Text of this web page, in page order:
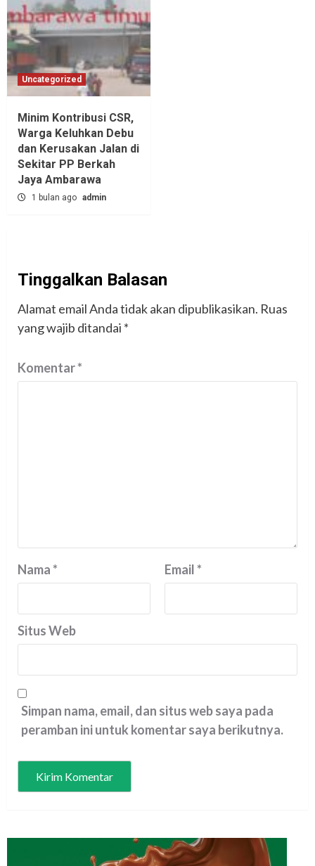
Uncategorized
Minim Kontribusi CSR,
Warga Keluhkan Debu
dan Kerusakan Jalan di
Sekitar PP Berkah
Jaya Ambarawa‎
1 bulan ago admin
Tinggalkan Balasan
Alamat email Anda tidak akan dipublikasikan. Ruas
yang wajib ditandai *
Komentar*
Nama* Email*
Situs Web
Simpan nama, email, dan situs web saya pada
peramban ini untuk komentar saya berikutnya.